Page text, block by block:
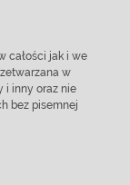
całości jak i we
w
i inny oraz nie
bez pisemnej